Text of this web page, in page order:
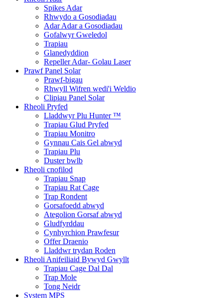
Spikes Adar
Rhwydo a Gosodiadau
Adar Adar a Gosodiadau
Gofalwyr Gweledol
Trapiau
Glanedyddion
Repeller Adar- Golau Laser
Prawf Panel Solar
Prawf-bigau
Rhwyll Wifren wedi'i Weldio
Clipiau Panel Solar
Rheoli Pryfed
Lladdwyr Plu Hunter ™
Trapiau Glud Pryfed
Trapiau Monitro
Gynnau Cais Gel abwyd
Trapiau Plu
Duster bwlb
Rheoli cnofilod
Trapiau Snap
Trapiau Rat Cage
Trap Rondent
Gorsafoedd abwyd
Ategolion Gorsaf abwyd
Gludfyrddau
Cynhyrchion Prawfesur
Offer Draenio
Lladdwr trydan Roden
Rheoli Anifeiliaid Bywyd Gwyllt
Trapiau Cage Dal Dal
Trap Mole
Tong Neidr
System MPS